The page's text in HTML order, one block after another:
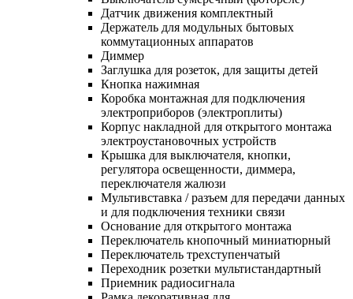
Датчик движения комплектный
Держатель для модульных бытовых
коммутационных аппаратов
Диммер
Заглушка для розеток, для защиты детей
Кнопка нажимная
Коробка монтажная для подключения
электроприборов (электроплиты)
Корпус накладной для открытого монтажа
электроустановочных устройств
Крышка для выключателя, кнопки,
регулятора освещенности, диммера,
переключателя жалюзи
Мультивставка / разъем для передачи данных
и для подключения техники связи
Основание для открытого монтажа
Переключатель кнопочный миниатюрный
Переключатель трехступенчатый
Переходник розетки мультистандартный
Приемник радиосигнала